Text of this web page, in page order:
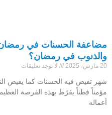
مضاعفة الحسنات في
والذنوب في رمضان؟
20 مارس، 2025 لا توجد تعليقات
شهر تفيض فيه الحسنات كما يفيض
مؤمناً فطناً يفرّط بهذه الفرصة
أعماله